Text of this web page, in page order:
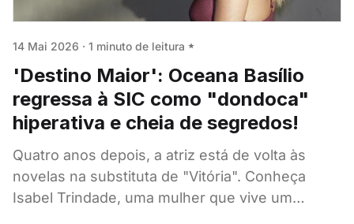
14 Mai 2026 · 1 minuto de leitura
'Destino Maior': Oceana Basílio
regressa à SIC como "dondoca"
hiperativa e cheia de segredos!
Quatro anos depois, a atriz está de volta às
novelas na substituta de "Vitória". Conheça
Isabel Trindade, uma mulher que vive um